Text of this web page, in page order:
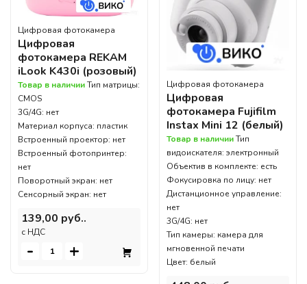
Цифровая фотокамера
Цифровая
фотокамера REKAM
iLook K430i (розовый)
Товар в наличииТип матрицы:
CMOS
3G/4G: нет
Материал корпуса: пластик
Встроенный проектор: нет
Встроенный фотопринтер:
нет
Поворотный экран: нет
Сенсорный экран: нет
139,00 руб..
c НДС
- +
Цифровая фотокамера
Цифровая
фотокамера Fujifilm
Instax Mini 12 (белый)
Товар в наличииТип
видоискателя: электронный
Объектив в комплекте: есть
Фокусировка по лицу: нет
Дистанционное управление:
нет
3G/4G: нет
Тип камеры: камера для
мгновенной печати
Цвет: белый